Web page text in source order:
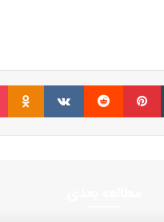
تامبلر پینتریست Reddit
VKontakte
Odnoklassniki